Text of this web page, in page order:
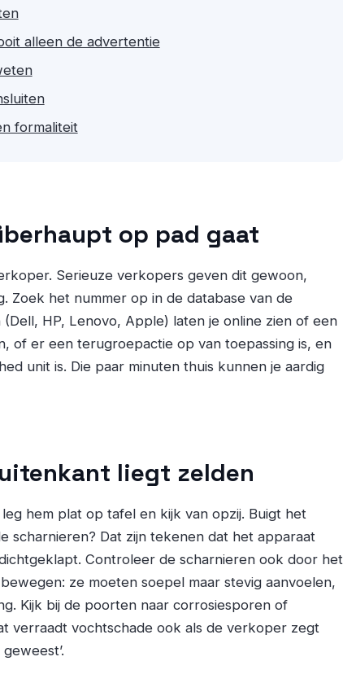
alleen de advertentie
formaliteit
op pad gaat
Serieuze verkopers geven dit gewoon,
Zoek het nummer op in de database van de
HP, Lenovo, Apple) laten je online zien of een
of er een terugroepactie op van toepassing is, en
unit is. Die paar minuten thuis kunnen je aardig
liegt zelden
hem plat op tafel en kijk van opzij. Buigt het
scharnieren? Dat zijn tekenen dat het apparaat
Controleer de scharnieren ook door het
ze moeten soepel maar stevig aanvoelen,
Kijk bij de poorten naar corrosiesporen of
verraadt vochtschade ook als de verkoper zegt